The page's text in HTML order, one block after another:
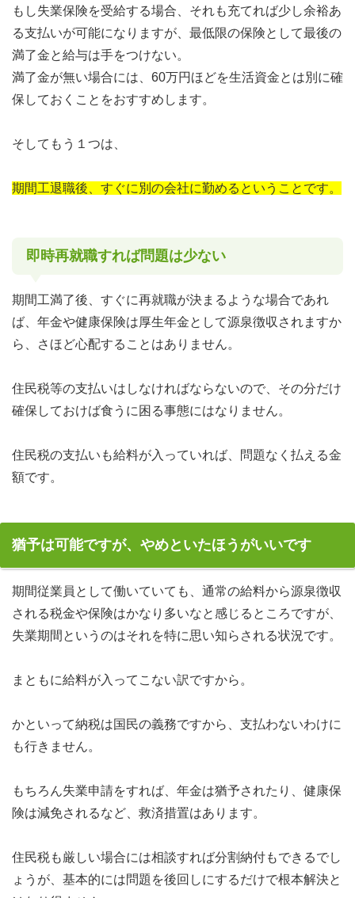
もし失業保険を受給する場合、それも充てれば少し余裕あ
る支払いが可能になりますが、最低限の保険として最後の
満了金と給与は手をつけない。
満了金が無い場合には、60万円ほどを生活資金とは別に確
保しておくことをおすすめします。
そしてもう１つは、
期間工退職後、すぐに別の会社に勤めるということです。
即時再就職すれば問題は少ない
期間工満了後、すぐに再就職が決まるような場合であれ
ば、年金や健康保険は厚生年金として源泉徴収されますか
ら、さほど心配することはありません。
住民税等の支払いはしなければならないので、その分だけ
確保しておけば食うに困る事態にはなりません。
住民税の支払いも給料が入っていれば、問題なく払える金
額です。
猶予は可能ですが、やめといたほうがいいです
期間従業員として働いていても、通常の給料から源泉徴収
される税金や保険はかなり多いなと感じるところですが、
失業期間というのはそれを特に思い知らされる状況です。
まともに給料が入ってこない訳ですから。
かといって納税は国民の義務ですから、支払わないわけに
も行きません。
もちろん失業申請をすれば、年金は猶予されたり、健康保
険は減免されるなど、救済措置はあります。
住民税も厳しい場合には相談すれば分割納付もできるでし
ょうが、基本的には問題を後回しにするだけで根本解決と